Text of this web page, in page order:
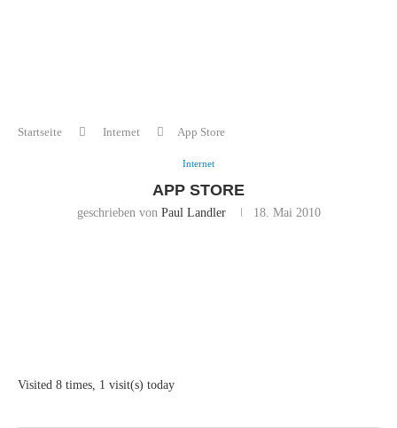
Startseite Internet App Store
Internet
APP STORE
geschrieben von Paul Landler 18. Mai 2010
Visited 8 times, 1 visit(s) today